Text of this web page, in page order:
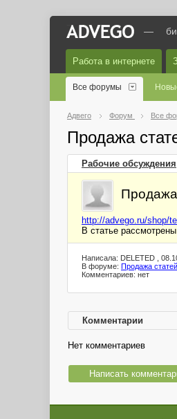
—
Работа в интернете
Все форумы
Адвего Форум Все
Продажа
Рабочие обсуждения
Продажа
http://advego.ru/shop/
В статье
Написала: DELETED ,
В форуме: Продажа статей
Комментариев: нет
Комментарии
Нет комментариев
Написать